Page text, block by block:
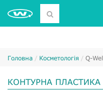
Головна Косметологія Q-Wel
КОНТУРНА ПЛАСТИКА